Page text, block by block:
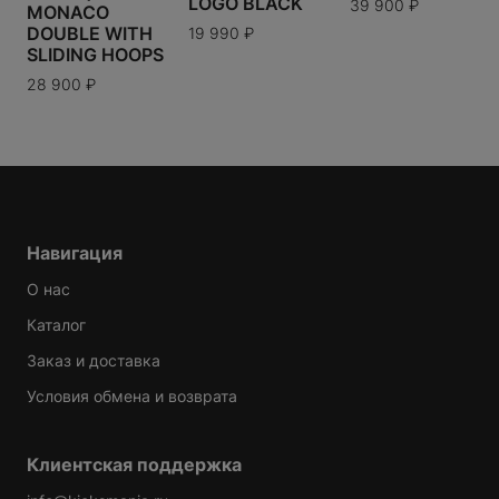
MONACO
DOUBLE WITH
SLIDING HOOPS
28 900 ₽
19 990 ₽
39 900 ₽
Навигация
О нас
Каталог
Заказ и доставка
Условия обмена и возврата
Клиентская поддержка